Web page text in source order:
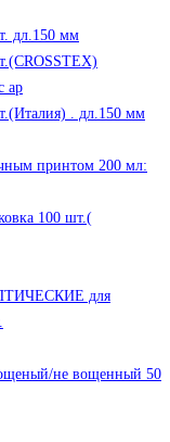
дл.150 мм
ар
. дл.150 мм
принтом 200 мл:
100 шт.(
для
не вощенный 50